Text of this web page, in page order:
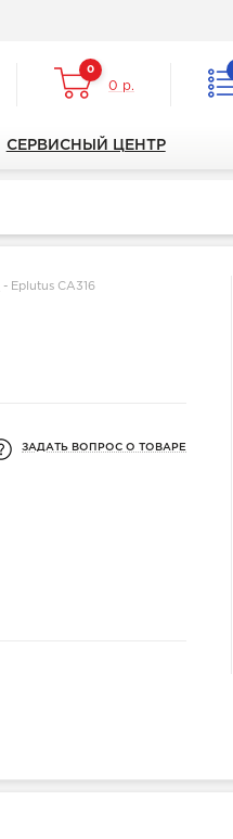
0
0 р.
СЕРВИСНЫЙ ЦЕНТР
- Eplutus CA316
ЗАДАТЬ ВОПРОС О ТОВАРЕ